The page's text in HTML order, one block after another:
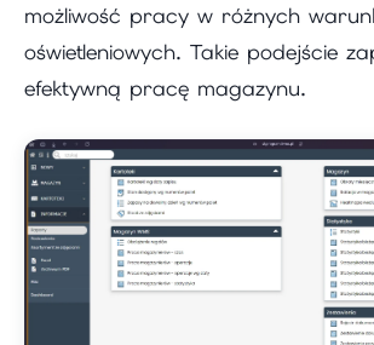
możliwość pracy w różnych
oświetleniowych. Takie podejście
efektywną pracę magazynu.